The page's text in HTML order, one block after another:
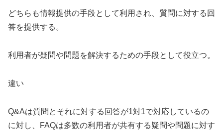
どちらも情報提供の手段として利用され、質問に対する回
答を提供する。
利用者が疑問や問題を解決するための手段として役立つ。
違い
Q&Aは質問とそれに対する回答が1対1で対応しているの
に対し、FAQは多数の利用者が共有する疑問や問題に対す